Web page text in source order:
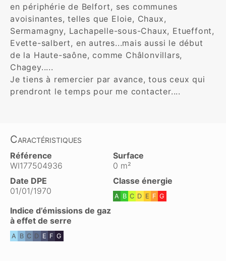
en périphérie de Belfort, ses communes
avoisinantes, telles que Eloie, Chaux,
Sermamagny, Lachapelle-sous-Chaux, Etueffont,
Evette-salbert, en autres...mais aussi le début
de la Haute-saône, comme Châlonvillars,
Chagey.....
Je tiens à remercier par avance, tous ceux qui
Caractéristiques
Référence
WI177504936
Surface
0 m²
Date DPE
01/01/1970
Classe énergie
A B C D E F G
Indice d’émissions de gaz
à effet de serre
A B C D E F G